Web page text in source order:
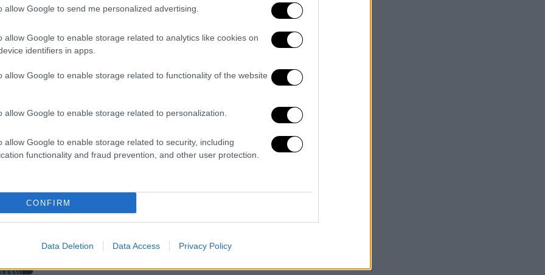
allow Google to send me personalized advertising.
allow Google to enable storage related to analytics like cookies on
identifiers in apps.
allow Google to enable storage related to functionality of the website
allow Google to enable storage related to personalization.
allow Google to enable storage related to security, including
functionality and fraud prevention, and other user protection.
CONFIRM
Data Deletion Data Access Privacy Policy
Την Κυριακή 17 Μαΐου, στον
συναντιούνται τέσσερα ιδιαίτερα
σχήματα της σύγχρονης σκηνής που
παραδοσιακή μουσική
Γιαγκίνηδες: Το άλμπουμ «Όλοι
όρθιοι» και η νέα τους μεγάλη
Οι Γιαγκίνηδες είναι ένα σύγχρονο
ελληνικό μουσικό ντουέτο που έχει
ξεχωρίσει τα τελευταία χρόνια για
του